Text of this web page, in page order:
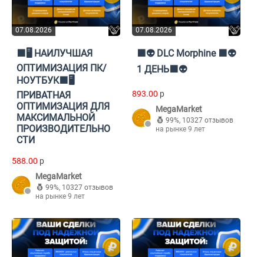
07.08.2026
🟪🖥️ НАИЛУЧШАЯ
ОПТИМИЗАЦИЯ ПК/
НОУТБУК🟪🖥️
ПРИВАТНАЯ
ОПТИМИЗАЦИЯ ДЛЯ
МАКСИМАЛЬНОЙ
ПРОИЗВОДИТЕЛЬНО
СТИ
588.00 p
MegaMarket
99%, 10327 отзывов
на рынке 9 лет
07.08.2026
🟪👽 DLC Morphine 🟪👽
1 ДЕНЬ🟪👽
893.00 p
MegaMarket
99%, 10327 отзывов
на рынке 9 лет